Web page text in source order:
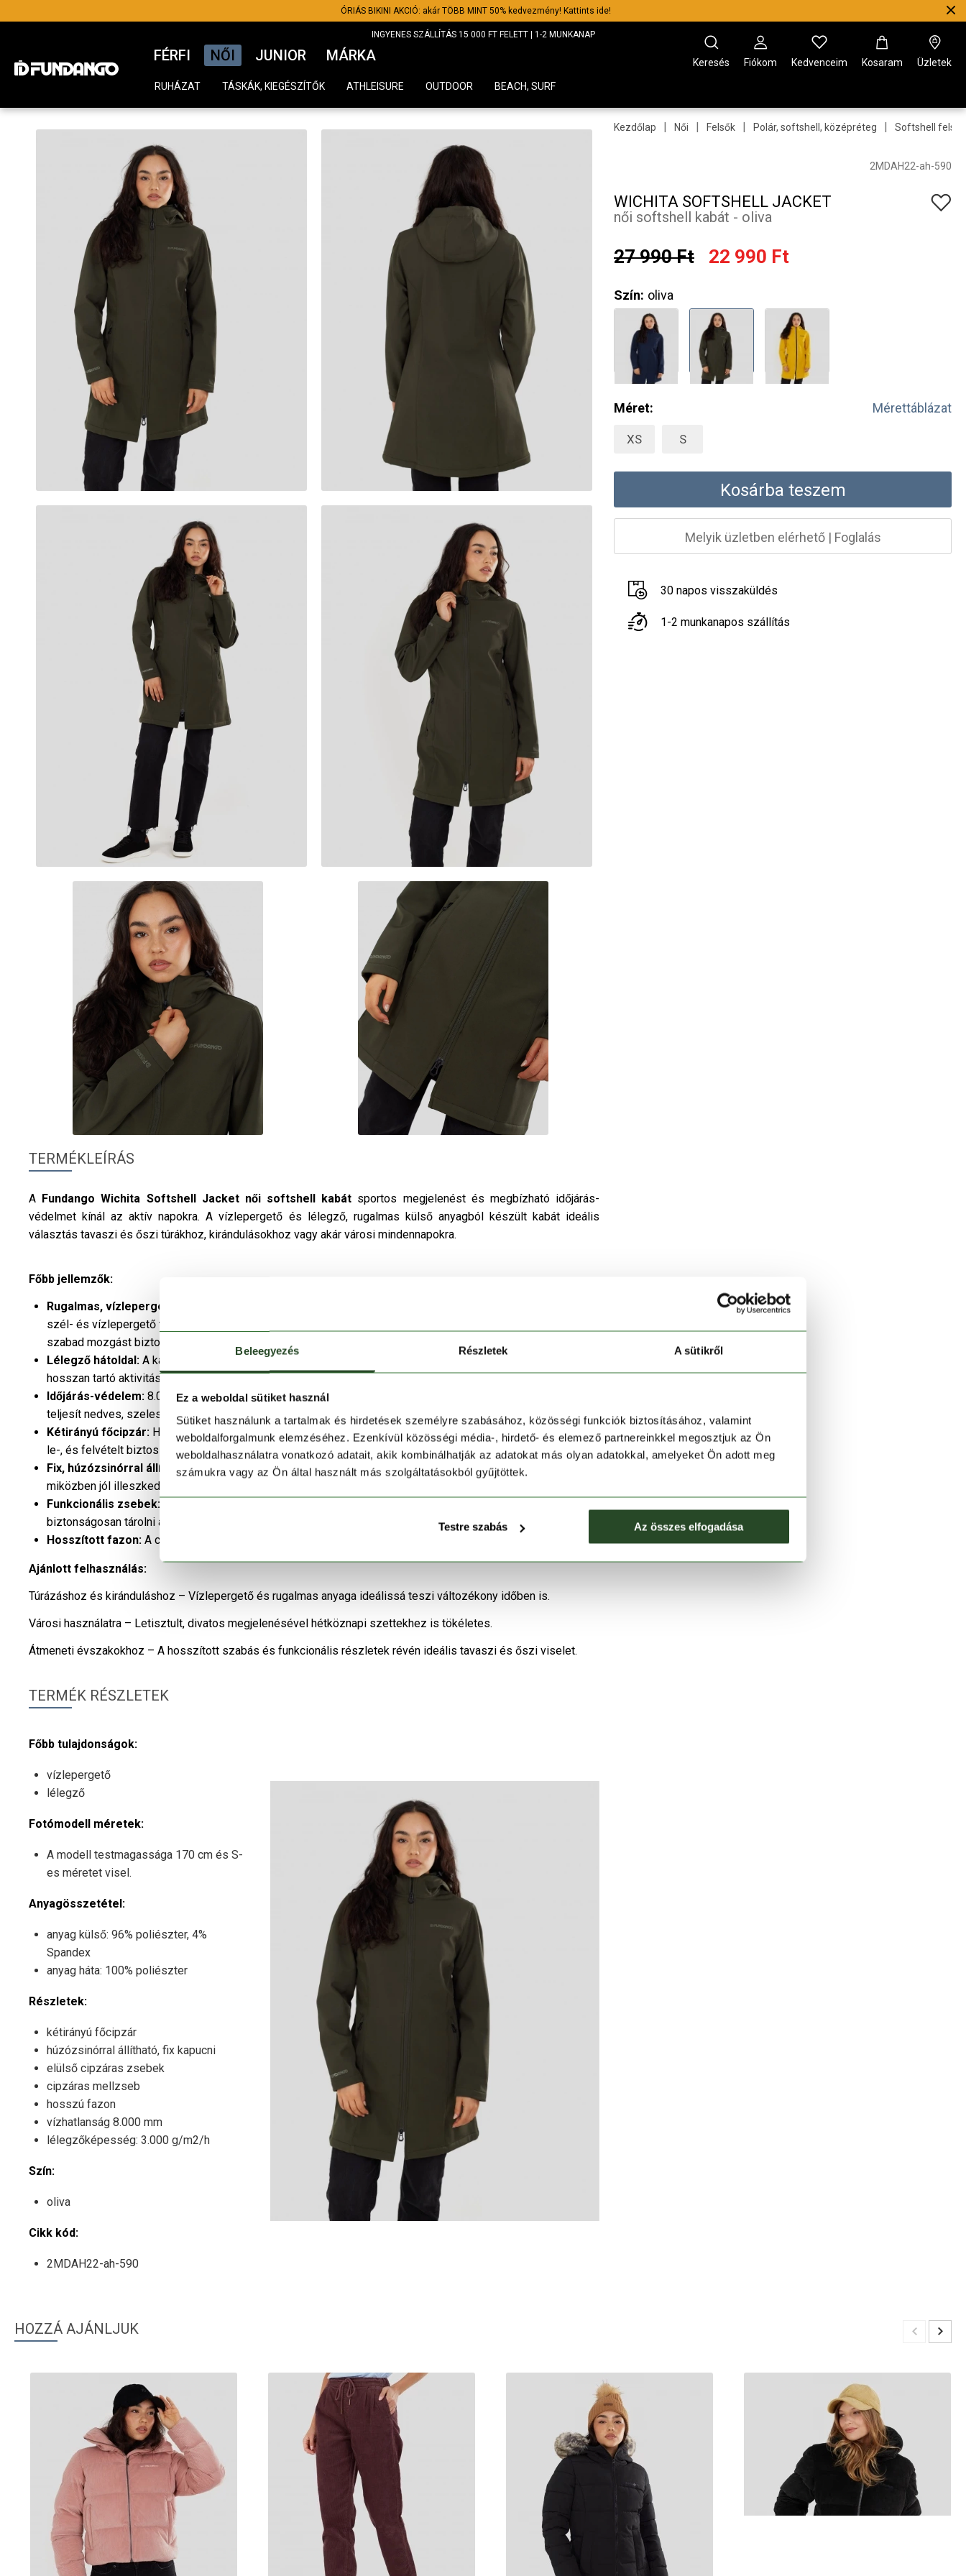
Beleegyezés Részletek A sütikről
Ez a weboldal sütiket használ
Sütiket használunk a tartalmak és hirdetések személyre szabásához, közösségi funkciók biztosításához, valamint
weboldalforgalmunk elemzéséhez. Ezenkívül közösségi média-, hirdető- és elemező partnereinkkel megosztjuk az Ön
weboldalhasználatra vonatkozó adatait, akik kombinálhatják az adatokat más olyan adatokkal, amelyeket Ön adott meg
számukra vagy az Ön által használt más szolgáltatásokból gyűjtöttek.
Testre szabás Az összes elfogadása
ÓRIÁS BIKINI AKCIÓ: akár TÖBB MINT 50% kedvezmény! Kattints ide!
INGYENES SZÁLLÍTÁS 15 000 FT FELETT | 1-2 MUNKANAP
FÉRFI NŐI JUNIOR MÁRKA
RUHÁZAT TÁSKÁK, KIEGÉSZÍTŐK ATHLEISURE OUTDOOR BEACH, SURF
Keresés Fiókom Kedvenceim Kosaram Üzletek
TERMÉKLEÍRÁS
A FundangoWichita Softshell Jacket női softshell kabát sportos megjelenést és megbízható időjárás-
védelmet kínál az aktív napokra. A vízlepergető és lélegző, rugalmas külső anyagból készült kabát ideális
választás tavaszi és őszi túrákhoz, kirándulásokhoz vagy akár városi mindennapokra.
Főbb jellemzők:
Rugalmas, vízlepergető softshell külső:
szél- és vízlepergető tulajdonságaival védelmet nyújt az enyhe csapadék és hűvös szelek ellen, miközben
szabad mozgást biztosít.
Lélegző hátoldal: A kabát belső oldala 100% poliészter anyagból készült, amely elvezeti a testpárát, így
hosszan tartó aktivitás közben is kényelmes marad.
Időjárás-védelem: 8.000 mm vízállóságának és 3.000 g/m²/24h lélegzőképességének köszönhetően jól
teljesít nedves, szeles környezetben is.
Kétirányú főcipzár: Hosszított szabáshoz ideális funkció, amely fokozott mozgásszabadságot és egyszerű
le-, és felvételt biztosít.
Fix, húzózsinórral állítható kapucni:A szabályozható kapucni extra védelmet nyújt a fejnek és nyaknak,
miközben jól illeszkedik mozgás közben is.
Funkcionális zsebek:
biztonságosan tárolni a fontosabb személyes tárgyakat.
Hosszított fazon: A combközépig érő kialakítás extra védelmet nyújt, különösen hidegebb, szeles napokon.
Ajánlott felhasználás:
Túrázáshoz és kiránduláshoz – Vízlepergető és rugalmas anyaga ideálissá teszi változékony időben is.
Városi használatra – Letisztult, divatos megjelenésével hétköznapi szettekhez is tökéletes.
Átmeneti évszakokhoz – A hosszított szabás és funkcionális részletek révén ideális tavaszi és őszi viselet.
TERMÉK RÉSZLETEK
Főbb tulajdonságok:
vízlepergető
lélegző
Fotómodell méretek:
A modell testmagassága 170 cm és S-
es méretet visel.
Anyagösszetétel:
anyag külső: 96% poliészter, 4%
Spandex
anyag háta: 100% poliészter
Részletek:
kétirányú főcipzár
húzózsinórral állítható, fix kapucni
elülső cipzáras zsebek
cipzáras mellzseb
hosszú fazon
vízhatlanság 8.000 mm
lélegzőképesség: 3.000 g/m2/h
Szín:
oliva
Cikk kód:
2MDAH22-ah-590
Kezdőlap | Női | Felsők | Polár, softshell, középréteg | Softshell felső
2MDAH22-ah-590
WICHITA SOFTSHELL JACKET
női softshell kabát - oliva
27 990 Ft 22 990 Ft
Szín: oliva
Méret: Mérettáblázat
XS S
Kosárba teszem
Melyik üzletben elérhető| Foglalás
30 napos visszaküldés
1-2 munkanapos szállítás
HOZZÁ AJÁNLJUK